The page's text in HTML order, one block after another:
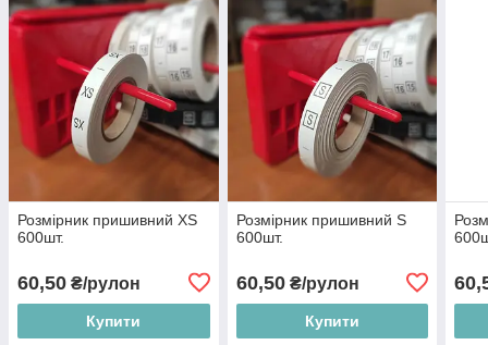
Розмірник пришивний XS
600шт.
60,50 ₴/рулон
Купити
Розмірник пришивний S
600шт.
60,50₴/рулон
Купити